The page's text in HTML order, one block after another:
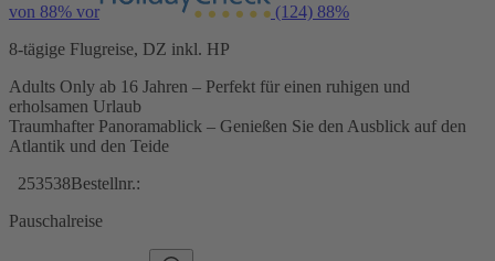
von 88% vor (124) 88%
8-tägige Flugreise, DZ inkl. HP
Adults Only ab 16 Jahren – Perfekt für einen ruhigen und
erholsamen Urlaub
Traumhafter Panoramablick – Genießen Sie den Ausblick auf den
Atlantik und den Teide
253538Bestellnr.:
Pauschalreise